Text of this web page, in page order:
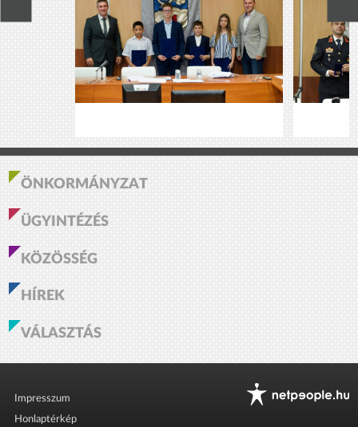
ÖNKORMÁNYZAT
ÜGYINTÉZÉS
KÖZÖSSÉG
HÍREK
VÁLASZTÁS
Impresszum
Honlaptérkép